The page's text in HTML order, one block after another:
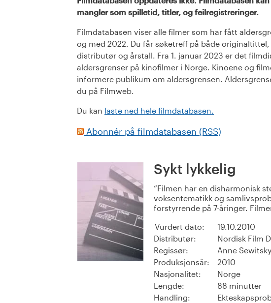
mangler som spilletid, titler, og feilregistreringer.
Filmdatabasen viser alle filmer som har fått
og med 2022. Du får søketreff på både
distributør og årstall. Fra 1. januar 2023 er det
aldersgrenser på kinofilmer i Norge. Kinoene og
informere publikum om aldersgrensen.
du på Filmweb.
Du kan laste ned hele filmdatabasen.
Abonnér på filmdatabasen (RSS)
Sykt lykkelig
Filmen har en disharmonisk
voksentematikk og
forstyrrende på 7-åringer.
Vurdert dato:
19.10.2010
Distributør:
Nordisk Film
Regissør:
Anne Sewitsky
Produksjonsår:
2010
Nasjonalitet:
Norge
Lengde:
88 minutter
Handling: